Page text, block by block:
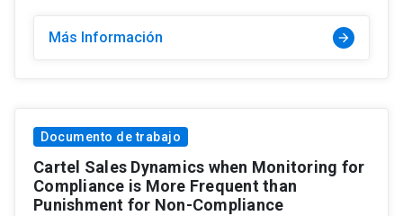
Más Información arrow_forward
Documento de trabajo
Cartel Sales Dynamics when Monitoring for
Compliance is More Frequent than
Punishment for Non-Compliance